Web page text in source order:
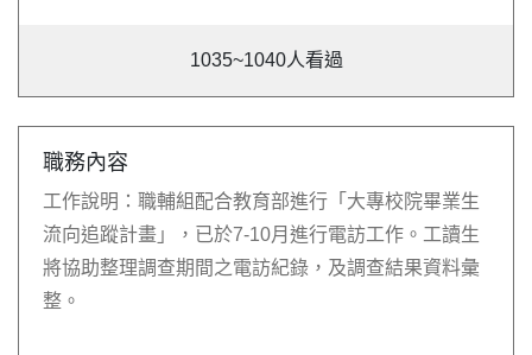
1035~1040人看過
職務內容
工作說明：職輔組配合教育部進行「大專校院畢業生
流向追蹤計畫」，已於7-10月進行電訪工作。工讀生
將協助整理調查期間之電訪紀錄，及調查結果資料彙
整。